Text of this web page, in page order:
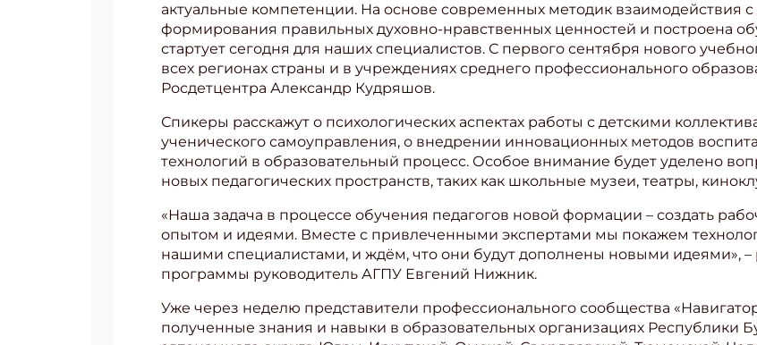
актуальные компетенции. На основе современных методик взаимодействия
формирования правильных духовно-нравственных ценностей и построена
стартует сегодня для наших специалистов. С первого сентября нового
всех регионах страны и в учреждениях среднего профессионального
Росдетцентра Александр Кудряшов.
Спикеры расскажут о психологических аспектах работы с детскими
ученического самоуправления, о внедрении инновационных методов
технологий в образовательный процесс. Особое внимание будет уделено
новых педагогических пространств, таких как школьные музеи, театры,
«Наша задача в процессе обучения педагогов новой формации – создать
опытом и идеями. Вместе с привлеченными экспертами мы покажем
нашими специалистами, и ждём, что они будут дополнены новыми идеями», –
программы руководитель АГПУ Евгений Нижник.
Уже через неделю представители профессионального сообщества
полученные знания и навыки в образовательных организациях Республики